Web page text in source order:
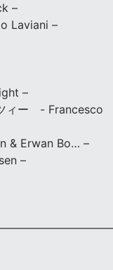
–
Laviani –
–
ィー - Francesco
& Erwan Bo… –
–